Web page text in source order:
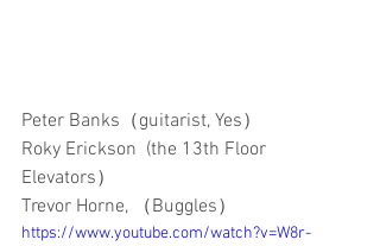
Peter Banks（guitarist, Yes）
Roky Erickson  (the 13th Floor
Elevators）
Trevor Horne, （Buggles）
https://www.youtube.com/watch?v=W8r-